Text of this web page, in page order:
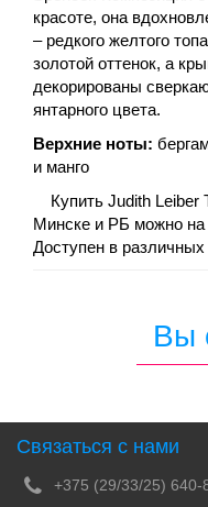
красоте, она
– редкого желтого
золотой оттенок, а
декорированы
янтарного цвета.
Верхние ноты:
и манго
Купить Judith Leiber
Минске и РБ можно
Доступен в
Вы
Связаться с нами
+375 (29/33/25) 640-